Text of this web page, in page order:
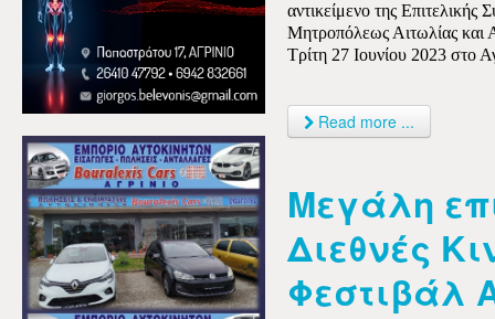
αντικείμενο της
Μητροπόλεως Αιτωλίας και
Τρίτη 27 Ιουνίου 2023 στο
Read more ...
Μεγάλη
Διεθνές
Φεστιβάλ